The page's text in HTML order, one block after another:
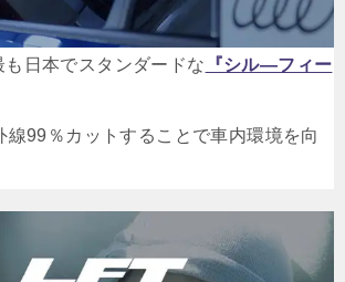
も日本でスタンダードな 『シル―フィー
線99％カットすることで車内環境を向